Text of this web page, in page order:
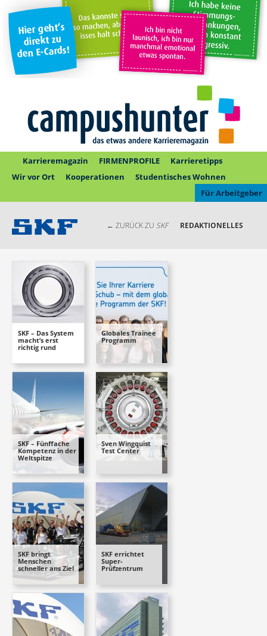
Karrieremagazin FIRMENPROFILE
Karrieretipps
Wir vor Ort
Kooperationen
Studentisches Wohnen
Für Arbeitgeber
← ZURÜCK ZU SKF REDAKTIONELLES
SKF – Das System
macht’s erst
richtig rund
Globales Trainee
Programm
SKF – Fünffache
Kompetenz in der
Weltspitze
Sven Wingquist
Test Center
SKF bringt
Menschen
schneller ans Ziel
SKF errichtet
Super-
Prüfzentrum